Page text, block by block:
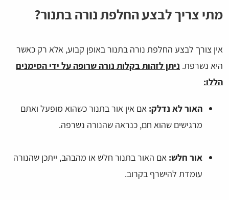
מתי צריך לבצע החלפת נורה בתנור?
אין צורך לבצע החלפת נורה בתנור באופן קבוע, אלא רק כאשר
היא נשרפת. ניתן לזהות בקלות נורה שרופה על ידי הסימנים
הללו:
האור לא נדלק: אם אין אור בתנור כשהוא מופעל ואתם
מרגישים שהוא חם, כנראה שהנורה נשרפה.
אור חלש: אם האור בתנור חלש או מהבהב, ייתכן שהנורה
עומדת להישרף בקרוב.